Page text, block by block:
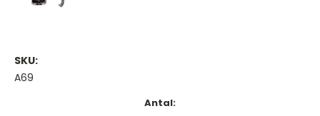
SKU:
A69
Antal: